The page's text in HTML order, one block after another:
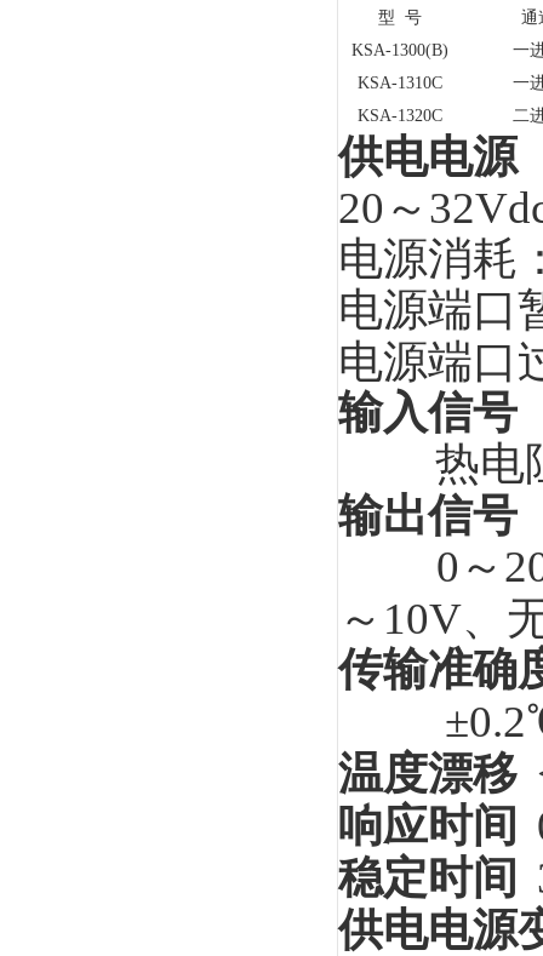
型 号
通
KSA-1300(B)
一
KSA-1310C
一
KSA-1320C
二
供电电源
20～
电源消耗
电源端口
电源端口
输入信号
热电
输出信号
0～
～10V、
传输准确
温度漂移
响应时间
稳定时间
供电电源